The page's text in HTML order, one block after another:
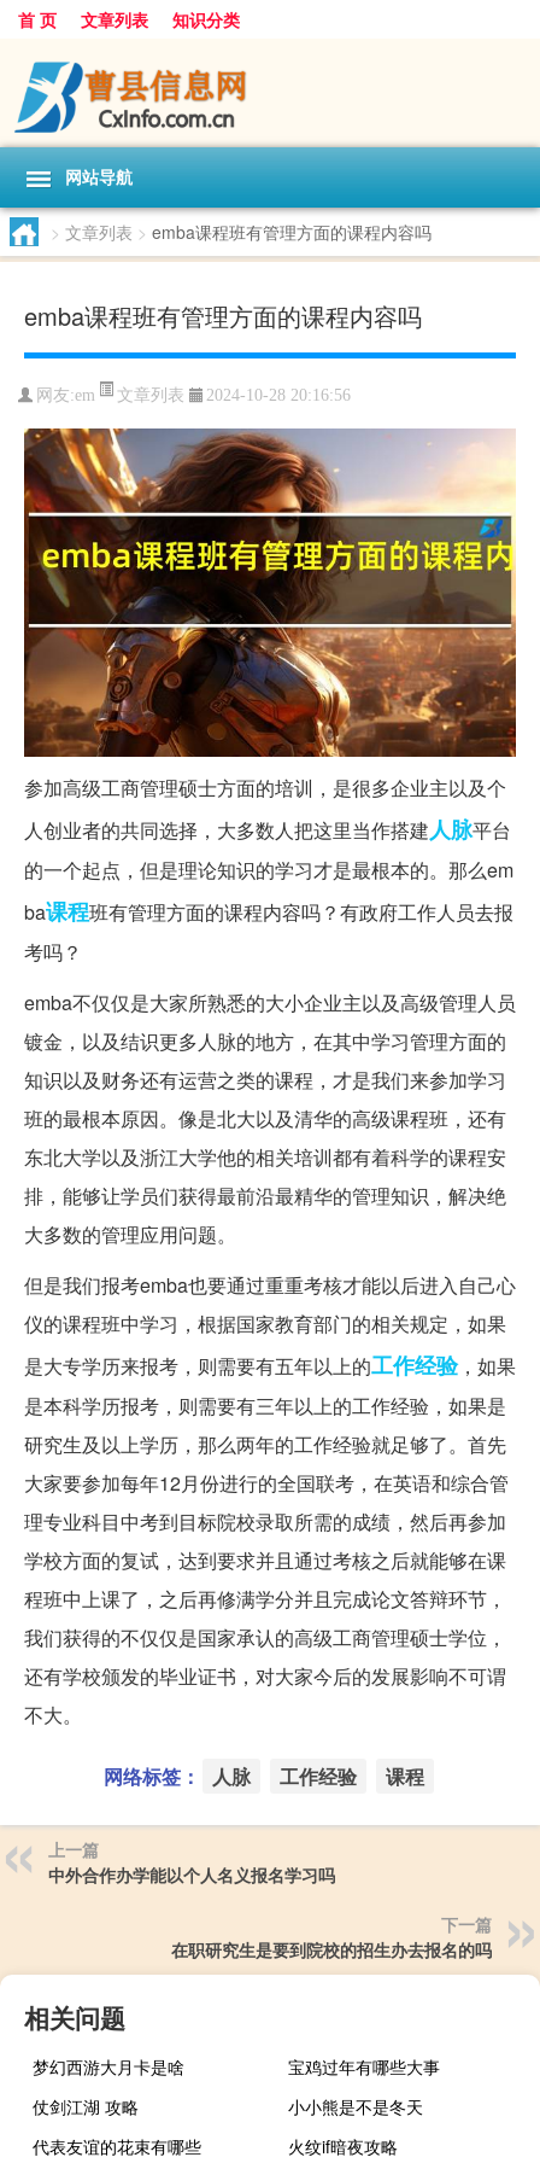
首 页 文章列表 知识分类
网站导航
> 文章列表 > emba课程班有管理方面的课程内容吗
emba课程班有管理方面的课程内容吗
网友:em 文章列表 2024-10-28 20:16:56
参加高级工商管理硕士方面的培训，是很多企业主以及个
人创业者的共同选择，大多数人把这里当作搭建人脉平台
的一个起点，但是理论知识的学习才是最根本的。那么em
ba课程班有管理方面的课程内容吗？有政府工作人员去报
考吗？
emba不仅仅是大家所熟悉的大小企业主以及高级管理人员
镀金，以及结识更多人脉的地方，在其中学习管理方面的
知识以及财务还有运营之类的课程，才是我们来参加学习
班的最根本原因。像是北大以及清华的高级课程班，还有
东北大学以及浙江大学他的相关培训都有着科学的课程安
排，能够让学员们获得最前沿最精华的管理知识，解决绝
大多数的管理应用问题。
但是我们报考emba也要通过重重考核才能以后进入自己心
仪的课程班中学习，根据国家教育部门的相关规定，如果
是大专学历来报考，则需要有五年以上的工作经验，如果
是本科学历报考，则需要有三年以上的工作经验，如果是
研究生及以上学历，那么两年的工作经验就足够了。首先
大家要参加每年12月份进行的全国联考，在英语和综合管
理专业科目中考到目标院校录取所需的成绩，然后再参加
学校方面的复试，达到要求并且通过考核之后就能够在课
程班中上课了，之后再修满学分并且完成论文答辩环节，
我们获得的不仅仅是国家承认的高级工商管理硕士学位，
还有学校颁发的毕业证书，对大家今后的发展影响不可谓
不大。
网络标签： 人脉 工作经验 课程
上一篇
中外合作办学能以个人名义报名学习吗
下一篇
在职研究生是要到院校的招生办去报名的吗
相关问题
梦幻西游大月卡是啥
宝鸡过年有哪些大事
仗剑江湖 攻略
小小熊是不是冬天
代表友谊的花束有哪些
火纹if暗夜攻略